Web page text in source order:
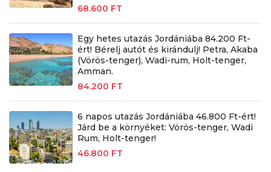
68.600 FT
Egy hetes utazás Jordániába 84.200 Ft-
ért! Bérelj autót és kirándulj! Petra, Akaba
(Vörös-tenger), Wadi-rum, Holt-tenger,
Amman.
84.200 FT
6 napos utazás Jordániába 46.800 Ft-ért!
Járd be a környéket: Vörös-tenger, Wadi
Rum, Holt-tenger!
46.800 FT